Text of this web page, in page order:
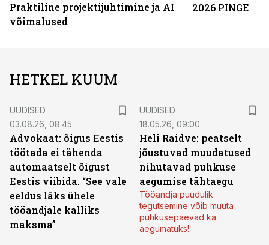
Praktiline projektijuhtimine ja AI
võimalused
2026 PINGE
HETKEL KUUM
UUDISED
03.08.26, 08:45
Advokaat: õigus Eestis
töötada ei tähenda
automaatselt õigust
Eestis viibida. “See vale
eeldus läks ühele
tööandjale kalliks
maksma”
UUDISED
18.05.26, 09:00
Heli Raidve: peatselt
jõustuvad muudatused
nihutavad puhkuse
aegumise tähtaegu
Tööandja puudulik
tegutsemine võib muuta
puhkusepäevad ka
aegumatuks!